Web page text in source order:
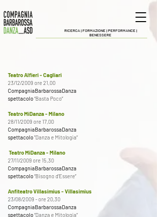
RICERCA |FORMAZIONE | PERFORMANCE |
BENESSERE
Teatro Alfieri - Cagliari
23/12/2009 ore 21,00
CompagniaBarbarossaDanza
spettacolo“Basta Poco”
Teatro MiDanza - Milano
28/11/2009 ore 17,00
CompagniaBarbarossaDanza
spettacolo"Danza e Mitologia”
Teatro MiDanza - Milano
27/11/2009 ore 15,30
CompagniaBarbarossaDanza
spettacolo“Bisogno d'Essere”
Anfiteatro Villasimius - Villasimius
23/08/2009 - ore 20,30
CompagniaBarbarossaDanza
spettacolo“Danza e Mitologia”